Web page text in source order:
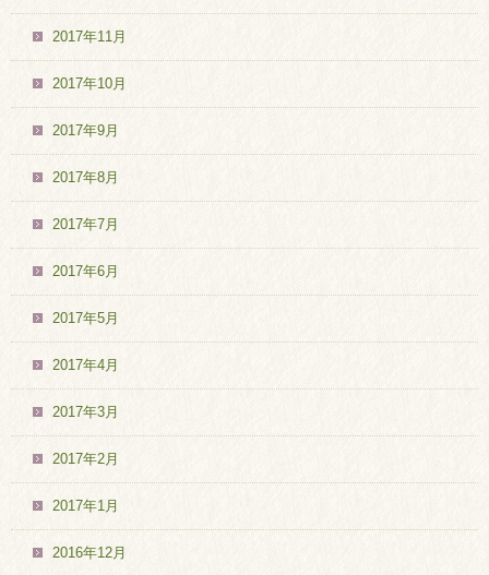
2017年11月
2017年10月
2017年9月
2017年8月
2017年7月
2017年6月
2017年5月
2017年4月
2017年3月
2017年2月
2017年1月
2016年12月